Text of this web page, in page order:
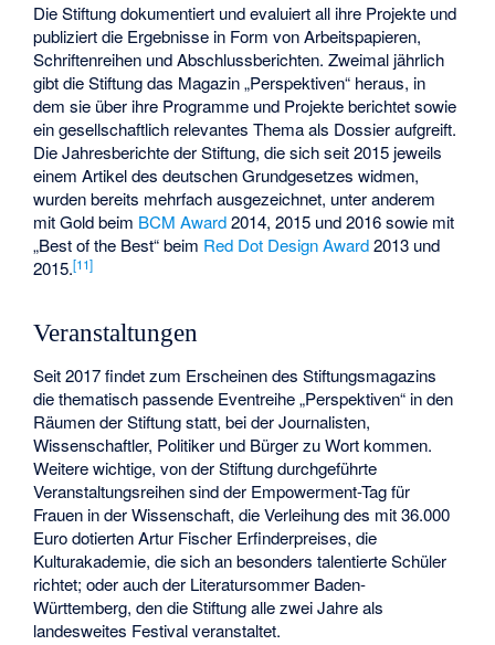
Die Stiftung dokumentiert und evaluiert all ihre Projekte und
publiziert die Ergebnisse in Form von Arbeitspapieren,
Schriftenreihen und Abschlussberichten. Zweimal jährlich
gibt die Stiftung das Magazin „Perspektiven“ heraus, in
dem sie über ihre Programme und Projekte berichtet sowie
ein gesellschaftlich relevantes Thema als Dossier aufgreift.
Die Jahresberichte der Stiftung, die sich seit 2015 jeweils
einem Artikel des deutschen Grundgesetzes widmen,
wurden bereits mehrfach ausgezeichnet, unter anderem
mit Gold beim BCM Award2014, 2015 und 2016 sowie mit
„Best of the Best“ beim Red Dot Design Award2013 und
2015.[11]
Veranstaltungen
Seit 2017 findet zum Erscheinen des Stiftungsmagazins
die thematisch passende Eventreihe „Perspektiven“ in den
Räumen der Stiftung statt, bei der Journalisten,
Wissenschaftler, Politiker und Bürger zu Wort kommen.
Weitere wichtige, von der Stiftung durchgeführte
Veranstaltungsreihen sind der Empowerment-Tag für
Frauen in der Wissenschaft, die Verleihung des mit 36.000
Euro dotierten Artur Fischer Erfinderpreises, die
Kulturakademie, die sich an besonders talentierte Schüler
richtet; oder auch der Literatursommer Baden-
Württemberg, den die Stiftung alle zwei Jahre als
landesweites Festival veranstaltet.